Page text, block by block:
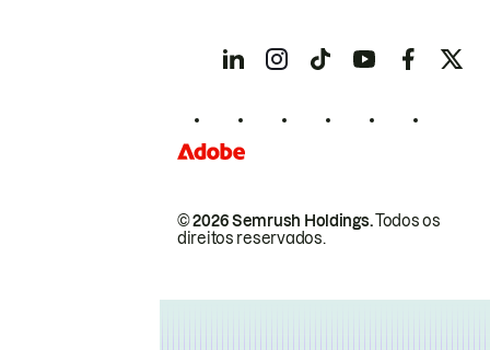
© 2026 Semrush Holdings.Todos os
direitos reservados.